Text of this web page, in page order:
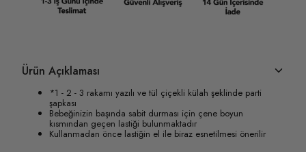
Ürün Açıklaması
*1 - 2 - 3 rakamı yazılı ve tül çiçekli külah şeklinde parti
şapkası
Bebeğinizin başında sabit durması için çene boyun
kısmından geçen lastiği bulunmaktadır
Kullanmadan önce lastiğin el ile biraz esnetilmesi önerilir